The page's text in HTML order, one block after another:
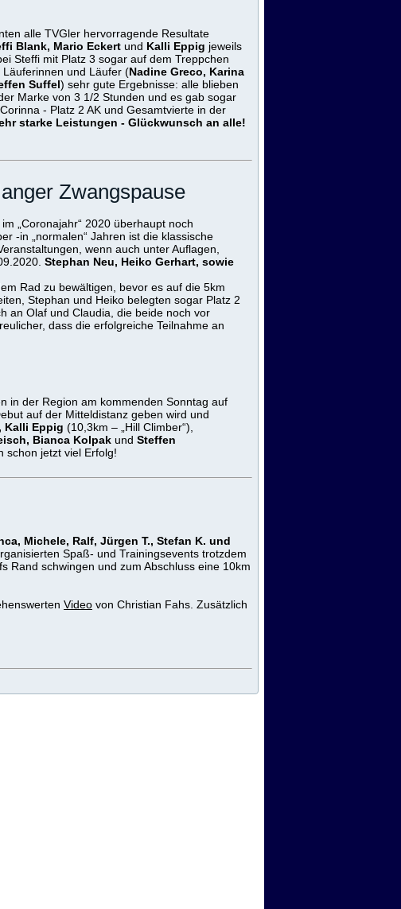
alle TVGler hervorragende Resultate
Blank, Mario Eckert und Kalli Eppig jeweils
Steffi mit Platz 3 sogar auf dem Treppchen
und Läufer (Nadine Greco, Karina
Suffel) sehr gute Ergebnisse: alle blieben
Marke von 3 1/2 Stunden und es gab sogar
- Platz 2 AK und Gesamtvierte in der
starke Leistungen - Glückwunsch an alle!
Zwangspause
„Coronajahr“ 2020 überhaupt noch
-in „normalen“ Jahren ist die klassische
wenn auch unter Auflagen,
Stephan Neu, Heiko Gerhart, sowie
Rad zu bewältigen, bevor es auf die 5km
Stephan und Heiko belegten sogar Platz 2
an Olaf und Claudia, die beide noch vor
dass die erfolgreiche Teilnahme an
in der Region am kommenden Sonntag auf
auf der Mitteldistanz geben wird und
Kalli Eppig (10,3km – „Hill Climber“),
Bianca Kolpak und Steffen
schon jetzt viel Erfolg!
Michele, Ralf, Jürgen T., Stefan K. und
Spaß- und Trainingsevents trotzdem
Rand schwingen und zum Abschluss eine 10km
Video von Christian Fahs. Zusätzlich